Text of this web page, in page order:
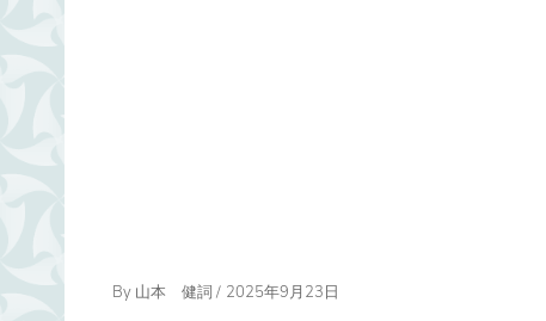
By 山本 健詞 / Posted
2025年9月23日